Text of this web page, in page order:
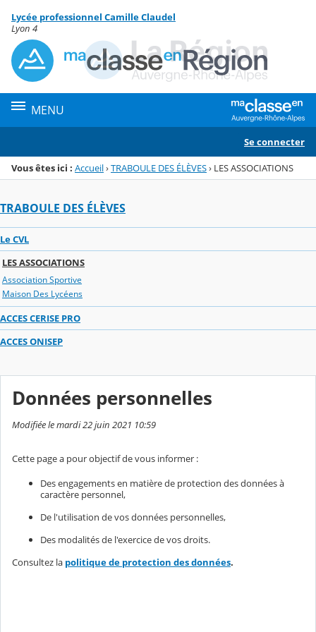
Menu de la rubrique
Contenu
Lycée professionnel Camille Claudel
Lyon 4
MENU
Se connecter
Vous êtes ici : Accueil›TRABOULE DES ÉLÈVES› LES ASSOCIATIONS
TRABOULE DES ÉLÈVES
Le CVL
LES ASSOCIATIONS
Association Sportive
Maison Des Lycéens
ACCES CERISE PRO
ACCES ONISEP
Données personnelles
Modifiée le mardi 22 juin 2021 10:59
Cette page a pour objectif de vous informer :
Des engagements en matière de protection des données à
caractère personnel,
De l'utilisation de vos données personnelles,
Des modalités de l'exercice de vos droits.
Consultez la politique de protection des données.